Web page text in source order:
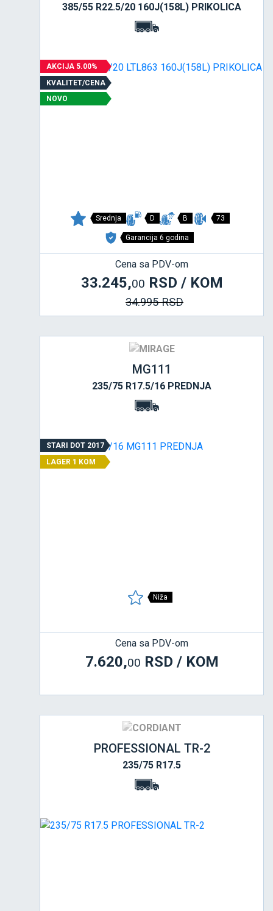
385/55 R22.5/20 160J(158L) PRIKOLICA
AKCIJA 5.00%
KVALITET/CENA
NOVO
Srednja D B 73
Garancija 6 godina
Cena sa PDV-om
33.245,00 RSD / KOM
34.995 RSD
MG111
235/75 R17.5/16 PREDNJA
STARI DOT 2017
LAGER 1 KOM
Niža
Cena sa PDV-om
7.620,00 RSD / KOM
PROFESSIONAL TR-2
235/75 R17.5